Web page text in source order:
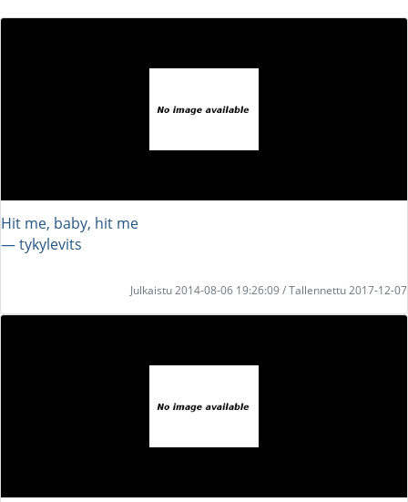
Hit me, baby, hit me
― tykylevits
Julkaistu 2014-08-06 19:26:09 / Tallennettu 2017-12-07